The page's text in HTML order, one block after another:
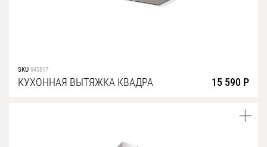
SKU 945817
КУХОННАЯ ВЫТЯЖКА КВАДРА 15 590 Р